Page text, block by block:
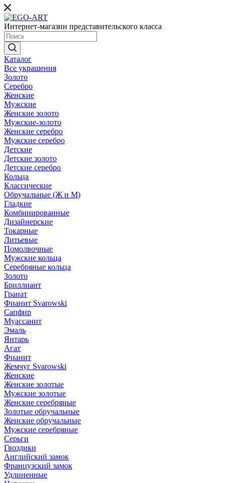
Интернет-магазин представительского класса
Каталог
Все украшения
Золото
Серебро
Женские
Мужские
Женские золото
Мужские-золото
Женские серебро
Мужские серебро
Детские
Детские золото
Детские серебро
Кольца
Классические
Обручальные (Ж и М)
Гладкие
Комбинированные
Дизайнерские
Токарные
Литьевые
Помолвочные
Мужские кольца
Серебряные кольца
Золото
Бриллиант
Гранат
Фианит Svarowski
Сапфир
Муассанит
Эмаль
Янтарь
Агат
Фианит
Жемчуг Svarowski
Женские
Женские золотые
Мужские золотые
Женские серебряные
Золотые обручальные
Женские обручальные
Мужские серебряные
Серьги
Гвоздики
Английский замок
Французский замок
Удлиненные